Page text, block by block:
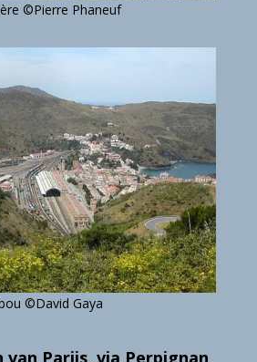
©Pierre Phaneuf
©David Gaya
Parijs, via Perpignan